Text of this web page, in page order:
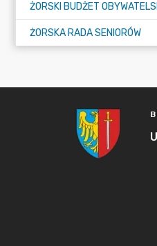
ŻORSKI BUDŻET
ŻORSKA RADA SENIORÓW